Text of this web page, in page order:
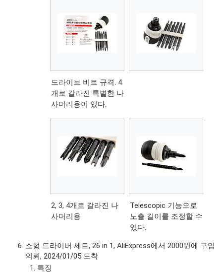
드라이브 비트 규격. 4
개로 갈라진 특별한 나
사머리용이 있다.
2, 3, 4개로 갈라진 나
사머리용
Telescopic 기능으로
노출 길이를 조정할 수
있다.
소형 드라이버 세트, 26 in 1, AliExpress에서 2000원에 구입
의뢰, 2024/01/05 도착
특징